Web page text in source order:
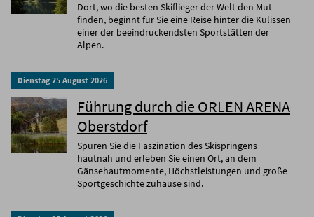
Dort, wo die besten Skiflieger der Welt den Mut
finden, beginnt für Sie eine Reise hinter die Kulissen
einer der beeindruckendsten Sportstätten der
Alpen.
Dienstag 25 August 2026
Führung durch die ORLEN ARENA
Oberstdorf
Spüren Sie die Faszination des Skispringens
hautnah und erleben Sie einen Ort, an dem
Gänsehautmomente, Höchstleistungen und große
Sportgeschichte zuhause sind.